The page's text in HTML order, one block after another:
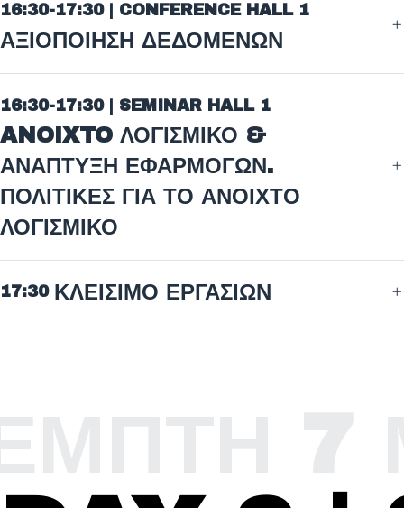
16:30-17:30 | CONFERENCE HALL 1
ΑΞΙΟΠΟΙΗΣΗ ΔΕΔΟΜΕΝΩΝ
16:30-17:30 | SEMINAR HALL 1
ANOIXTO ΛΟΓΙΣΜΙΚΟ &
ΑΝΑΠΤΥΞΗ ΕΦΑΡΜΟΓΩΝ.
ΠΟΛΙΤΙΚΕΣ ΓΙΑ ΤΟ ΑΝΟΙΧΤΟ
ΛΟΓΙΣΜΙΚΟ
17:30 ΚΛΕΙΣΙΜΟ ΕΡΓΑΣΙΩΝ